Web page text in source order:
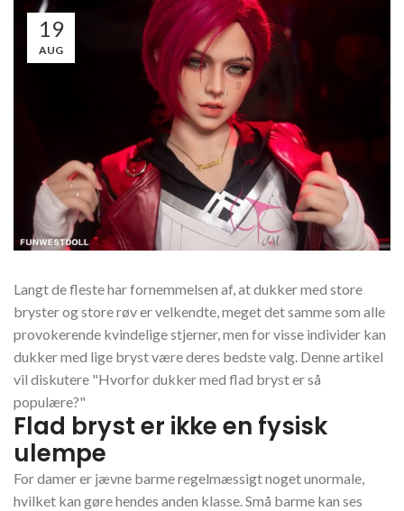
19
AUG
Langt de fleste har fornemmelsen af, at dukker med store
bryster og store røv er velkendte, meget det samme som alle
provokerende kvindelige stjerner, men for visse individer kan
dukker med lige bryst være deres bedste valg. Denne artikel
vil diskutere "Hvorfor dukker med flad bryst er så
populære?"
Flad bryst er ikke en fysisk
ulempe
For damer er jævne barme regelmæssigt noget unormale,
hvilket kan gøre hendes anden klasse. Små barme kan ses